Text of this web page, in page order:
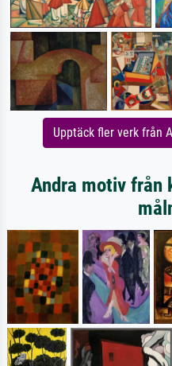
Upptäck fler verk från
Andra motiv från